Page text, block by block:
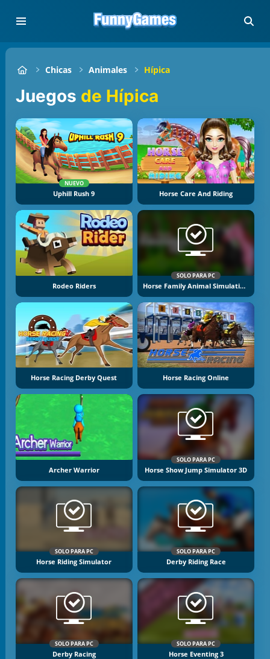
Chicas Animales Hípica
Juegos de Hípica
NUEVO
Uphill Rush 9 Horse Care And Riding
Rodeo Riders
SOLO PARA PC
Horse Family Animal Simulation 3D
Horse Racing Derby Quest Horse Racing Online
Archer Warrior
SOLO PARA PC
Horse Show Jump Simulator 3D
SOLO PARA PC
Horse Riding Simulator
SOLO PARA PC
Derby Riding Race
SOLO PARA PC
Derby Racing
SOLO PARA PC
Horse Eventing 3